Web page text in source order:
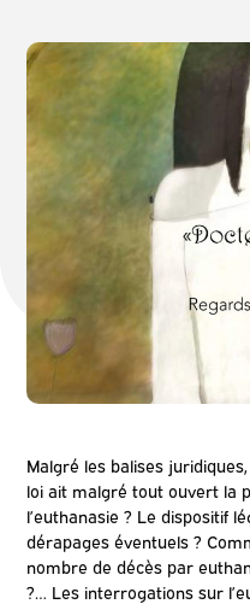
Malgré les balises
loi ait malgré tout ouvert la
l’euthanasie ? Le dispositif
dérapages éventuels ?
nombre de décès par
?… Les interrogations sur